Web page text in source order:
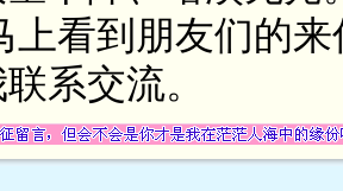
上看到朋友们的
系交流。